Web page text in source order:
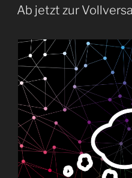
AM
Ab jetzt zur